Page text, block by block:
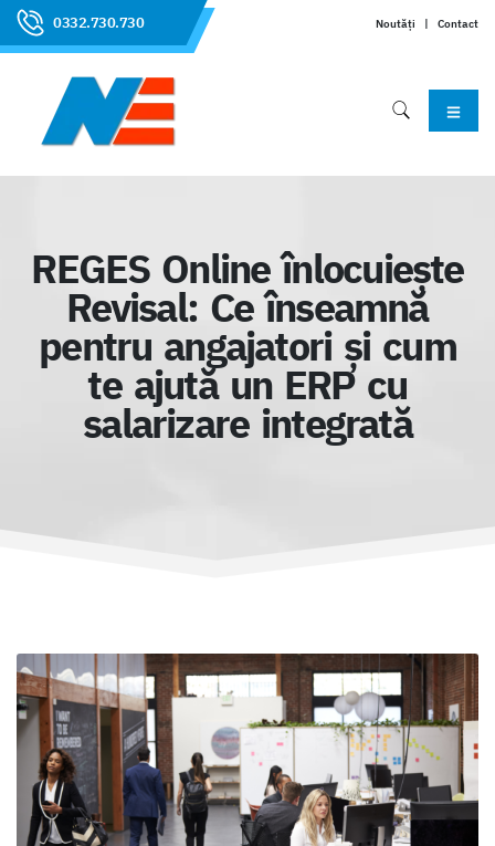
0332.730.730 Noutăți | Contact
REGES Online înlocuiește
Revisal: Ce înseamnă
pentru angajatori și cum
te ajută un ERP cu
salarizare integrată